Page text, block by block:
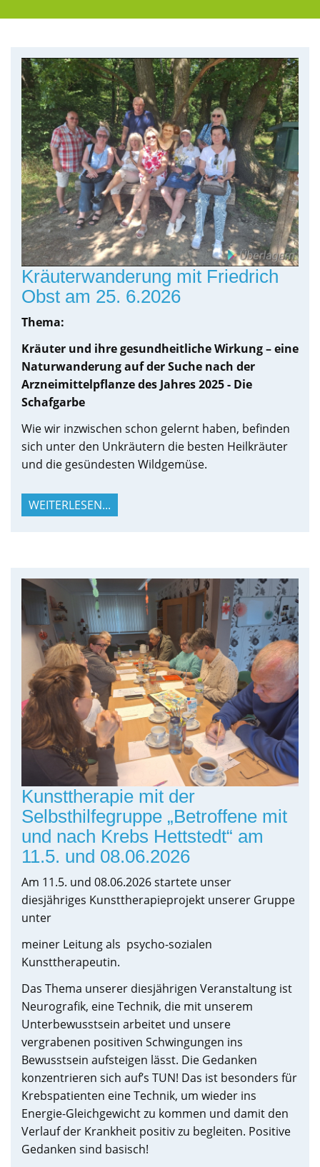
Kräuterwanderung mit Friedrich
Obst am 25. 6.2026
Thema:
Kräuter und ihre gesundheitliche Wirkung – eine
Naturwanderung auf der Suche nach der
Arzneimittelpflanze des Jahres 2025 - Die
Schafgarbe
Wie wir inzwischen schon gelernt haben, befinden
sich unter den Unkräutern die besten Heilkräuter
und die gesündesten Wildgemüse.
WEITERLESEN...
Kunsttherapie mit der
Selbsthilfegruppe „Betroffene mit
und nach Krebs Hettstedt“ am
11.5. und 08.06.2026
Am 11.5. und 08.06.2026 startete unser
diesjähriges Kunsttherapieprojekt unserer Gruppe
unter
meiner Leitung als psycho-sozialen
Kunsttherapeutin.
Das Thema unserer diesjährigen Veranstaltung ist
Neurografik, eine Technik, die mit unserem
Unterbewusstsein arbeitet und unsere
vergrabenen positiven Schwingungen ins
Bewusstsein aufsteigen lässt. Die Gedanken
konzentrieren sich auf’s TUN! Das ist besonders für
Krebspatienten eine Technik, um wieder ins
Energie-Gleichgewicht zu kommen und damit den
Verlauf der Krankheit positiv zu begleiten. Positive
Gedanken sind basisch!